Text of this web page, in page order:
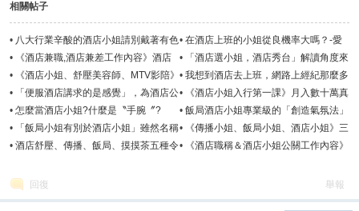
相關帖子
• 八大行業辛酸的酒店小姐請別戴著有色
眼鏡看待
• 在酒店上班的小姐從良機率大嗎？-愛
戀酒店經紀
•
《酒店兼職,酒店兼差工作內容》酒店
公關佳麗徵才
•
「酒店選小姐，酒店秀台」解讀角度來
看，酒店是一種高級娛樂場所
•
《酒店小姐、舒壓美容師、MTV影陪》
午茶聊天美媚應徵職務類別
• 我想到酒店去上班，網路上經紀那麼多
找哪一家比較好？
•
「便服酒店講求的是感覺」，為酒店公
關的最高殿堂
•
《酒店小姐入行第一課》月入數十萬真
是那麼好賺嗎？
• 怎麼當酒店小姐?什麼是〝手腕〞? • 飯局酒店小姐專業級的「創造氣氛法」
賓主盡歡一點都不難
•
「飯局小姐有別於酒店小姐」雖然名稱
不同工作性質完全一樣
•
《傳播小姐、飯局小姐、酒店小姐》三
者工作性質內容有何不同?
• 酒店舒壓、傳播、飯局、摸摸茶五種令•
《酒店職稱＆酒店小姐公關工作內容》
回復 舉報